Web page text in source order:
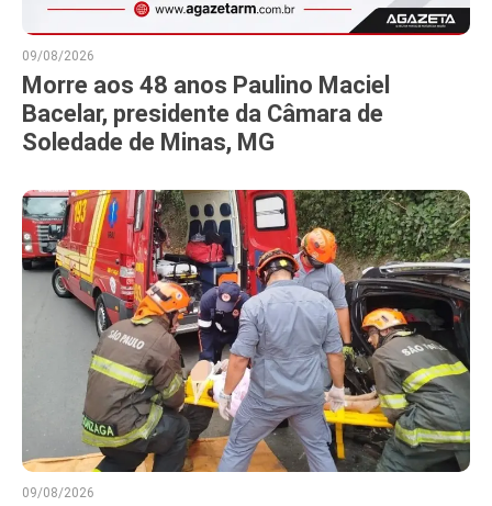
09/08/2026
Morre aos 48 anos Paulino Maciel
Bacelar, presidente da Câmara de
Soledade de Minas, MG
09/08/2026